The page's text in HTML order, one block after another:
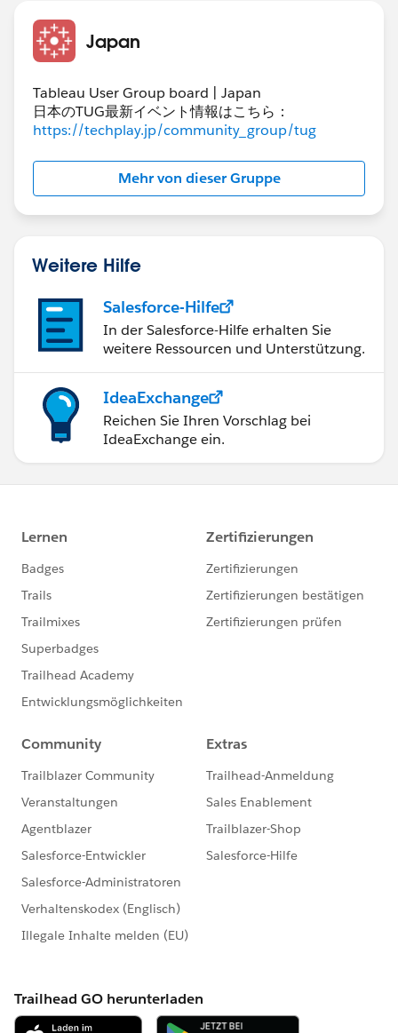
Japan
Tableau User Group board | Japan
日本のTUG最新イベント情報はこちら：
https://techplay.jp/community_group/tug
Mehr von dieser Gruppe
Weitere Hilfe
Salesforce-Hilfe
In der Salesforce-Hilfe erhalten Sie
weitere Ressourcen und Unterstützung.
IdeaExchange
Reichen Sie Ihren Vorschlag bei
IdeaExchange ein.